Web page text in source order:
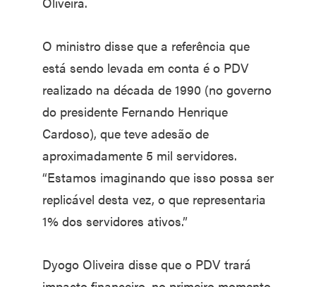
O ministro disse que a referência que
está sendo levada em conta é o PDV
realizado na década de 1990 (no governo
do presidente Fernando Henrique
Cardoso), que teve adesão de
aproximadamente 5 mil servidores.
“Estamos imaginando que isso possa ser
replicável desta vez, o que representaria
1% dos servidores ativos.”
Dyogo Oliveira disse que o PDV trará